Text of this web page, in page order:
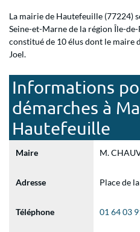
La mairie de Hautefeuille (77224)
Seine-et-Marne de la région Île-
constitué de 10 élus dont le maire
Joel.
Informations
démarches à
Hautefeuille
Maire M.
Adresse Place de
Téléphone 01 64 03